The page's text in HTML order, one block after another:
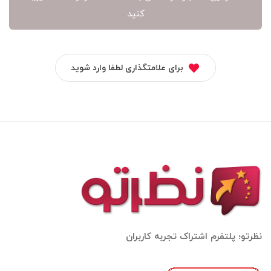
کنید
برای علامتگذاری لطفا وارد شوید
نظرتو؛ پلتفرم اشتراک تجربه کاربران